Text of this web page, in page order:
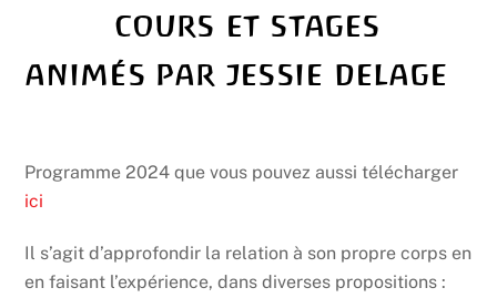
COURS ET STAGES
ANIMÉS PAR JESSIE DELAGE
Programme 2024 que vous pouvez aussi télécharger
ici
Il s’agit d’approfondir la relation à son propre corps en
en faisant l’expérience, dans diverses propositions :